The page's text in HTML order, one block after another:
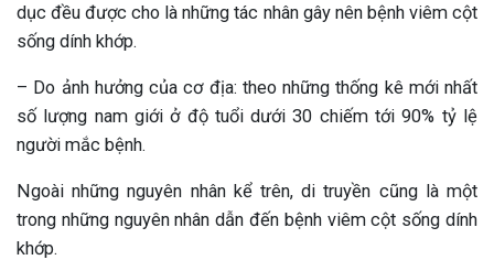
dục đều được cho là những tác nhân gây nên bệnh viêm cột
sống dính khớp.
– Do ảnh hưởng của cơ địa: theo những thống kê mới nhất
số lượng nam giới ở độ tuổi dưới 30 chiếm tới 90% tỷ lệ
người mắc bệnh.
Ngoài những nguyên nhân kể trên, di truyền cũng là một
trong những nguyên nhân dẫn đến bệnh viêm cột sống dính
khớp.